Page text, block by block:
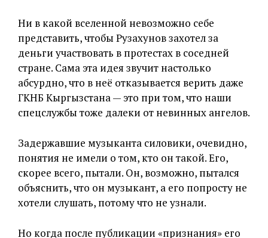
Ни в какой вселенной невозможно себе
представить, чтобы Рузахунов захотел за
деньги участвовать в протестах в соседней
стране. Сама эта идея звучит настолько
абсурдно, что в неё отказывается верить даже
ГКНБ Кыргызстана — это при том, что наши
спецслужбы тоже далеки от невинных ангелов.
Задержавшие музыканта силовики, очевидно,
понятия не имели о том, кто он такой. Его,
скорее всего, пытали. Он, возможно, пытался
объяснить, что он музыкант, а его попросту не
хотели слушать, потому что не узнали.
Но когда после публикации «признания» его